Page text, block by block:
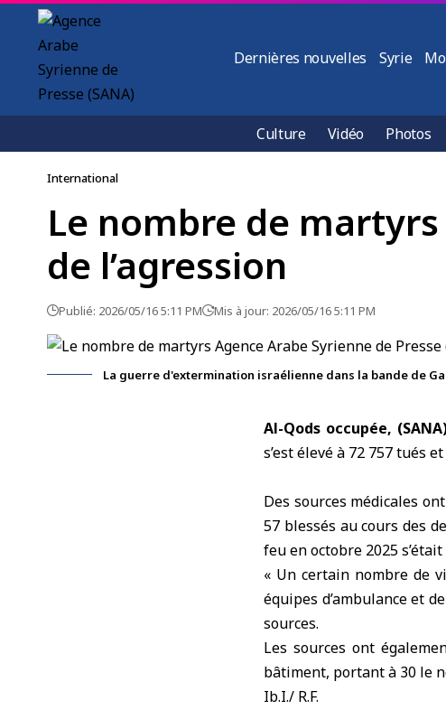
Dernières nouvelles Syrie
Culture Vidéo Photos
International
Le nombre de martyrs
de l’agression
Publié: 2026/05/16 5:11 PM Mis à jour: 2026/05/16 5:11 PM
La guerre d'extermination israélienne dans la bande de
Al-Qods occupée,
s’est élevé à 72 757 tués
Des sources médicales
57 blessés au cours des
feu en octobre 2025
« Un certain nombre de
équipes d’ambulance et
sources.
Les sources ont
bâtiment, portant à 30 le
Ib.I./ R.F.